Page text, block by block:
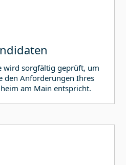
wird sorgfältig geprüft, um
den Anforderungen Ihres
am Main entspricht.